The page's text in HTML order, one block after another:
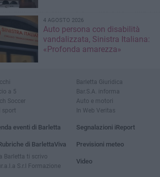
4 AGOSTO 2026
Auto persona con disabilità
vandalizzata, Sinistra Italiana:
«Profonda amarezza»
a 5
Soccer
sport
eventi di Barletta
di BarlettaViva
Barletta ti scrivo
S.r.l Formazione
Barletta Giuridica
Bar.S.A. informa
Auto e motori
In Web Veritas
Segnalazioni iReport
Previsioni meteo
Video